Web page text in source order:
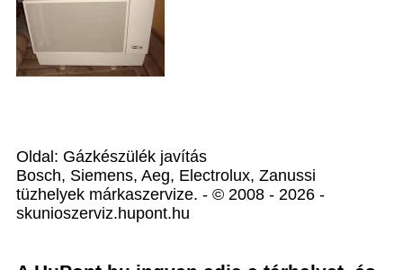
Oldal: Gázkészülék javítás
Bosch, Siemens, Aeg, Electrolux, Zanussi
tüzhelyek márkaszervize. - © 2008 - 2026 -
skunioszerviz.hupont.hu